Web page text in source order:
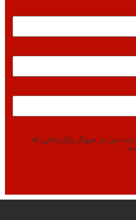
من در مرورگر برای زمانی که